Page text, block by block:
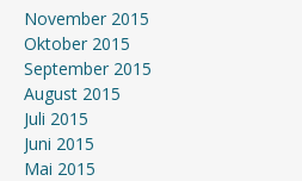
November 2015
Oktober 2015
September 2015
August 2015
Juli 2015
Juni 2015
Mai 2015